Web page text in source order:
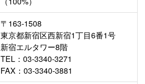
〒163-1508
東京都新宿区西新宿1丁目6番1号
新宿エルタワー8階
TEL：03-3340-3271
FAX：03-3340-3881